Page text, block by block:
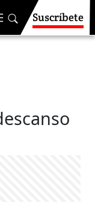
Suscríbete